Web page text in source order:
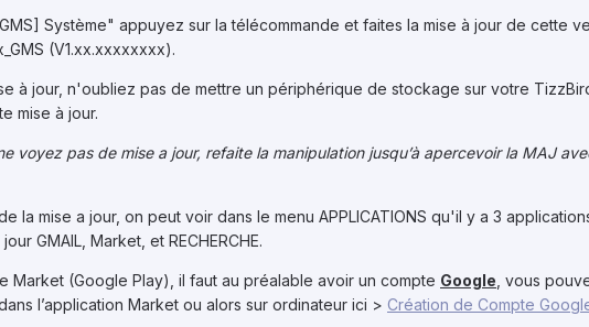
Système" appuyez sur la télécommande et faites la mise à jour de cette
(V1.xx.xxxxxxxx).
à jour, n'oubliez pas de mettre un périphérique de stockage sur votre
mise à jour.
voyez pas de mise a jour, refaite la manipulation jusqu’à apercevoir la MAJ
la mise a jour, on peut voir dans le menu APPLICATIONS qu'il y a 3
GMAIL, Market, et RECHERCHE.
Market (Google Play), il faut au préalable avoir un compte Google , vous
l’application Market ou alors sur ordinateur ici > Création de Compte